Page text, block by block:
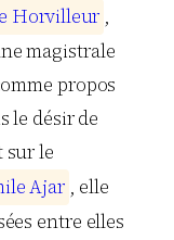
e Horvilleur ,
magistrale
propos
le désir de
sur le
ileAjar , elle
entre elles